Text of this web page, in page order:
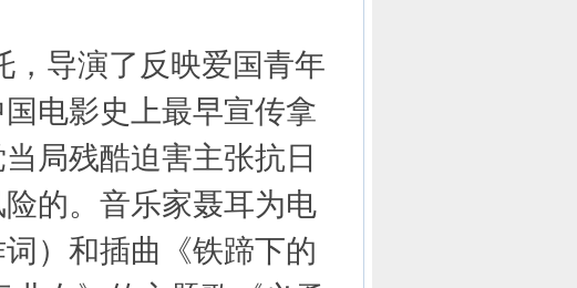
导演了反映爱国青年
电影史上最早宣传拿
局残酷迫害主张抗日
的。音乐家聂耳为电
）和插曲《铁蹄下的